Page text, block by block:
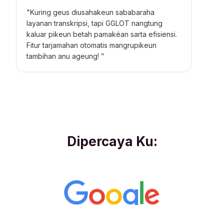
"Kuring geus diusahakeun sababaraha
layanan transkripsi, tapi GGLOT nangtung
kaluar pikeun betah pamakéan sarta efisiensi.
Fitur tarjamahan otomatis mangrupikeun
tambihan anu ageung! ”
Dipercaya Ku: